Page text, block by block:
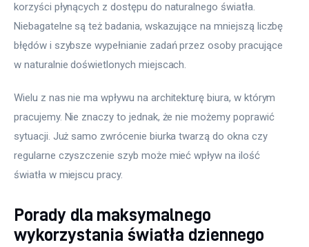
korzyści płynących z dostępu do naturalnego światła.
Niebagatelne są też badania, wskazujące na mniejszą liczbę
błędów i szybsze wypełnianie zadań przez osoby pracujące
w naturalnie doświetlonych miejscach.
Wielu z nas nie ma wpływu na architekturę biura, w którym
pracujemy. Nie znaczy to jednak, że nie możemy poprawić
sytuacji. Już samo zwrócenie biurka twarzą do okna czy
regularne czyszczenie szyb może mieć wpływ na ilość
światła w miejscu pracy.
Porady dla maksymalnego
wykorzystania światła dziennego